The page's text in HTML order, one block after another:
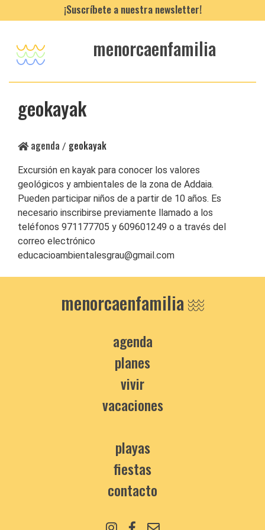
¡Suscríbete a nuestra newsletter!
menorcaenfamilia
geokayak
agenda / geokayak
Excursión en kayak para conocer los valores
geológicos y ambientales de la zona de Addaia.
Pueden participar niños de a partir de 10 años. Es
necesario inscribirse previamente llamado a los
teléfonos 971177705 y 609601249 o a través del
correo electrónico
educacioambientalesgrau@gmail.com
menorcaenfamilia
agenda
planes
vivir
vacaciones
playas
fiestas
contacto